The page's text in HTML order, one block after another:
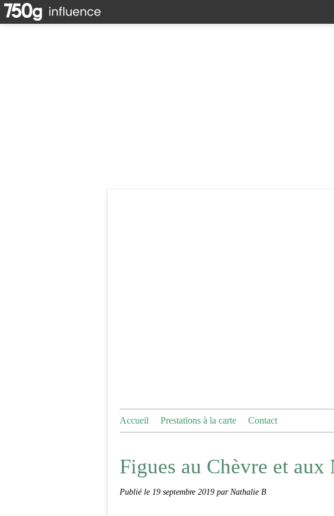
Accueil Prestations à la carte Contact
Figues au Chèvre et aux
Publié le 19 septembre 2019 par Nathalie B